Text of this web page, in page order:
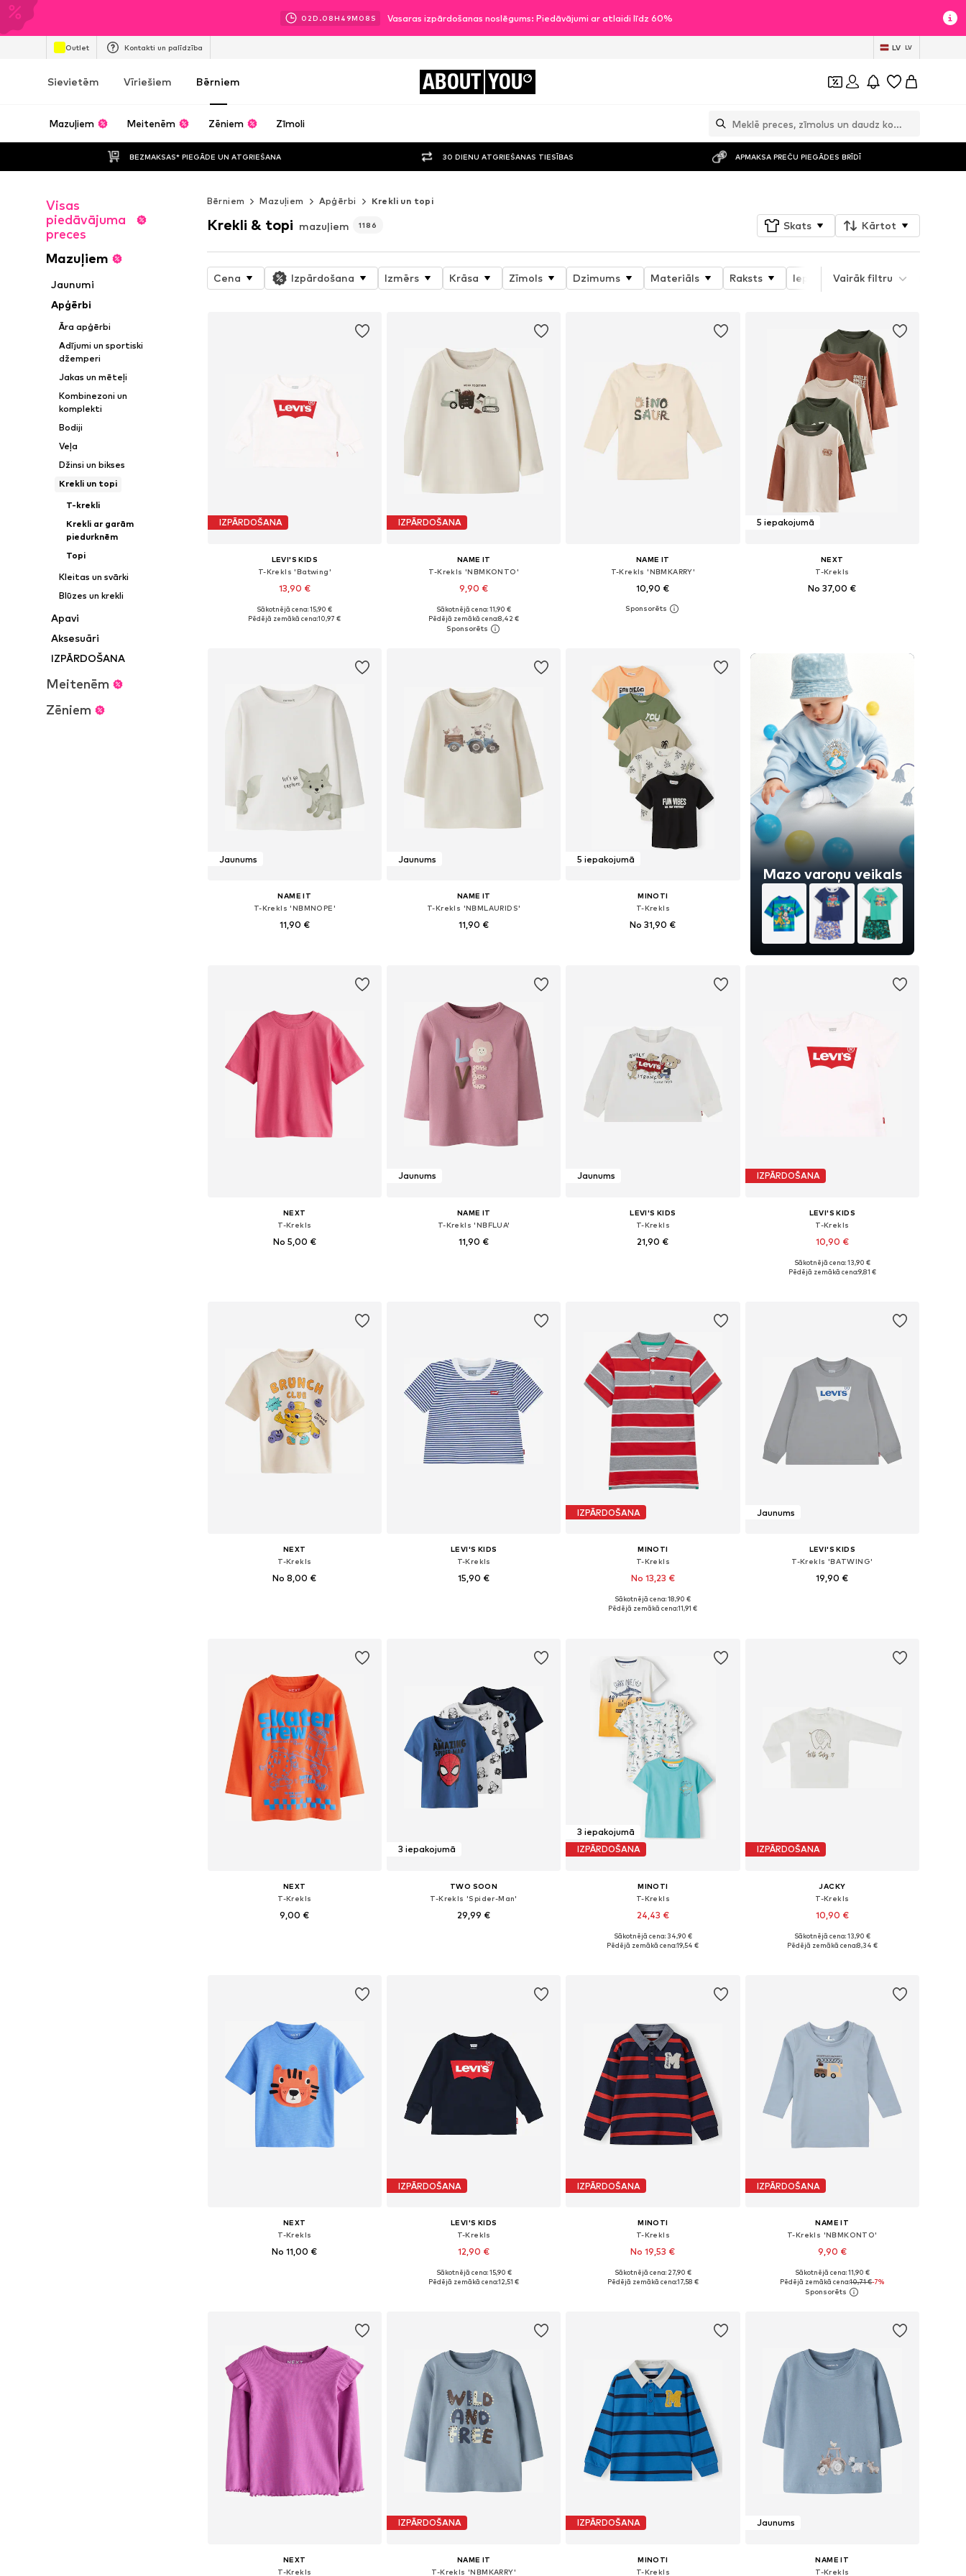
02D.08H 49M 07 S Vasaras izpārdošanas noslēgums: Piedāvājumi ar atlaidi līdz 60%
Outlet Kontakti un palīdzība LV LV
Sievietēm Vīriešiem Bērniem ABOUT YOU
Mazuļiem Meitenēm Zēniem Zīmoli
BEZMAKSAS* PIEGĀDE UN ATGRIEŠANA 30 DIENU ATGRIEŠANAS TIESĪBAS APMAKSA PREČU PIEGĀDES BRĪDĪ
Visas
piedāvājuma
preces
Mazuļiem
Jaunumi
Apģērbi
Āra apģērbi
Adījumi un sportiski
džemperi
Jakas un mēteļi
Kombinezoni un
komplekti
Bodiji
Veļa
Džinsi un bikses
Krekli un topi
T-krekli
Krekli ar garām
piedurknēm
Topi
Kleitas un svārki
Blūzes un krekli
Apavi
Aksesuāri
IZPĀRDOŠANA
Meitenēm
Zēniem
Bērniem Mazuļiem Apģērbi Krekli un topi
Krekli & topi mazuļiem 1186 Skats Kārtot
Cena Izpārdošana Izmērs Krāsa Zīmols Dzimums Materiāls Raksts Iepakojums Tematiskā
Vairāk filtru
IZPĀRDOŠANA
LEVI'S KIDS
T-Krekls 'Batwing'
13,90 €
Pieejams daudzos izmēros
Sākotnējā cena: 15,90 €
Pēdējā zemākā cena:10,97 €
IZPĀRDOŠANA
NAME IT
T-Krekls 'NBMKONTO'
9,90 €
Pieejamie izmēri: 56, 62, 68, 74, 80, 86
Pievienot grozam
Sākotnējā cena: 11,90 €
Pēdējā zemākā cena:8,42 €
NAME IT
T-Krekls 'NBMKARRY'
10,90 €
Pieejamie izmēri: 56, 62, 68, 74, 80, 86
5 iepakojumā
NEXT
T-Krekls
No 37,00 €
Jaunums
NAME IT
T-Krekls 'NBMNOPE'
11,90 €
Jaunums
NAME IT
T-Krekls 'NBMLAURIDS'
11,90 €
5 iepakojumā
MINOTI
T-Krekls
No 31,90 €
Mazo varoņu veikals
NEXT
T-Krekls
No 5,00 €
Jaunums
NAME IT
T-Krekls 'NBFLUA'
11,90 €
Jaunums
LEVI'S KIDS
T-Krekls
21,90 €
IZPĀRDOŠANA
LEVI'S KIDS
T-Krekls
10,90 €
Pieejams daudzos izmēros
Sākotnējā cena: 13,90 €
Pēdējā zemākā cena:9,81 €
NEXT
T-Krekls
No 8,00 €
LEVI'S KIDS
T-Krekls
15,90 €
IZPĀRDOŠANA
MINOTI
T-Krekls
No 13,23 €
Sākotnējā cena: 18,90 €
Pēdējā zemākā cena:11,91 €
Jaunums
LEVI'S KIDS
T-Krekls 'BATWING'
19,90 €
NEXT
T-Krekls
9,00 €
3 iepakojumā
TWO SOON
T-Krekls 'Spider-Man'
29,99 €
3 iepakojumā
IZPĀRDOŠANA
MINOTI
T-Krekls
24,43 €
Pieejamie izmēri: 80-86
Sākotnējā cena: 34,90 €
Pēdējā zemākā cena:19,54 €
IZPĀRDOŠANA
JACKY
T-Krekls
10,90 €
Pieejamie izmēri: 50, 56, 62, 68, 74
Sākotnējā cena: 13,90 €
Pēdējā zemākā cena:8,34 €
NEXT
T-Krekls
No 11,00 €
IZPĀRDOŠANA
LEVI'S KIDS
T-Krekls
12,90 €
Pieejamie izmēri: 62, 68, 74, 80, 86, 92
Sākotnējā cena: 15,90 €
Pēdējā zemākā cena:12,51 €
IZPĀRDOŠANA
MINOTI
T-Krekls
No 19,53 €
Pieejams daudzos izmēros
Sākotnējā cena: 27,90 €
Pēdējā zemākā cena:17,58 €
IZPĀRDOŠANA
NAME IT
T-Krekls 'NBMKONTO'
9,90 €
Pieejamie izmēri: 56, 62, 68, 74, 80, 86
Pievienot grozam
Sākotnējā cena: 11,90 €
Pēdējā zemākā cena:10,71 €-7%
NEXT
T-Krekls
IZPĀRDOŠANA
NAME IT
T-Krekls 'NBMKARRY'
IZPĀRDOŠANA
MINOTI
T-Krekls
Jaunums
NAME IT
T-Krekls